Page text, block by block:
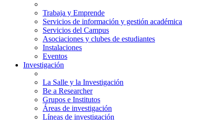
Trabaja y Emprende
Servicios de información y gestión académica
Servicios del Campus
Asociaciones y clubes de estudiantes
Instalaciones
Eventos
Investigación
La Salle y la Investigación
Be a Researcher
Grupos e Institutos
Áreas de investigación
Líneas de investigación